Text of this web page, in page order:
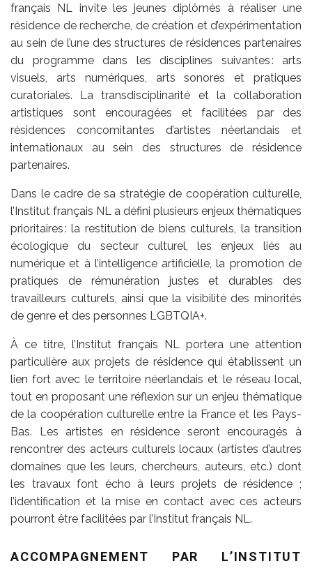
français NL invite les jeunes diplômés à réaliser une
résidence de recherche, de création et d’expérimentation
au sein de l’une des structures de résidences partenaires
du programme dans les disciplines suivantes : arts
visuels, arts numériques, arts sonores et pratiques
curatoriales. La transdisciplinarité et la collaboration
artistiques sont encouragées et facilitées par des
résidences concomitantes d’artistes néerlandais et
internationaux au sein des structures de résidence
partenaires.
Dans le cadre de sa stratégie de coopération culturelle,
l’Institut français NL a défini plusieurs enjeux thématiques
prioritaires : la restitution de biens culturels, la transition
écologique du secteur culturel, les enjeux liés au
numérique et à l’intelligence artificielle, la promotion de
pratiques de rémunération justes et durables des
travailleurs culturels, ainsi que la visibilité des minorités
de genre et des personnes LGBTQIA+.
À ce titre, l’Institut français NL portera une attention
particulière aux projets de résidence qui établissent un
lien fort avec le territoire néerlandais et le réseau local,
tout en proposant une réflexion sur un enjeu thématique
de la coopération culturelle entre la France et les Pays-
Bas. Les artistes en résidence seront encouragés à
rencontrer des acteurs culturels locaux (artistes d’autres
domaines que les leurs, chercheurs, auteurs, etc.) dont
les travaux font écho à leurs projets de résidence ;
l’identification et la mise en contact avec ces acteurs
pourront être facilitées par l’Institut français NL.
ACCOMPAGNEMENT PAR L’INSTITUT